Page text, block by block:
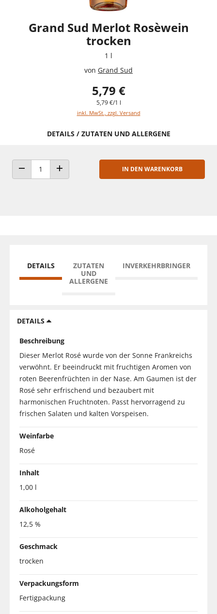
Grand Sud Merlot Rosèwein
trocken
1 l
von Grand Sud
5,79 €
5,79 €/1 l
inkl. MwSt., zzgl. Versand
DETAILS / ZUTATEN UND ALLERGENE
ANZAHL VERRINGERNANZAHL ERHÖHEN
IN DEN WARENKORB
DETAILS
ZUTATEN
UND
ALLERGENE
INVERKEHRBRINGER
DETAILS
Beschreibung
Dieser Merlot Rosé wurde von der Sonne Frankreichs
verwöhnt. Er beeindruckt mit fruchtigen Aromen von
roten Beerenfrüchten in der Nase. Am Gaumen ist der
Rosé sehr erfrischend und bezaubert mit
harmonischen Fruchtnoten. Passt hervorragend zu
frischen Salaten und kalten Vorspeisen.
Weinfarbe
Rosé
Inhalt
1,00 l
Alkoholgehalt
12,5 %
Geschmack
trocken
Verpackungsform
Fertigpackung